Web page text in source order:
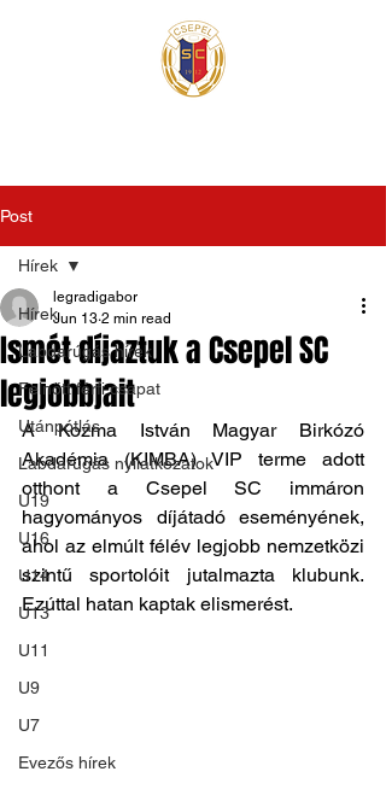
Post
Hírek
Labdarúgás hírek
Felnőtt férfi csapat
Utánpótlás
Labdarúgás nyilatkozatok
U19
U16
U14
U13
U11
U9
U7
Evezős hírek
Hírek
Ismét díjaztuk a Csepel SC
legjobbjait
legradigabor
Jun 13 2 min read
A Kozma István Magyar Birkózó
Akadémia (KIMBA) VIP terme adott
otthont a Csepel SC immáron
hagyományos díjátadó eseményének,
ahol az elmúlt félév legjobb nemzetközi
szintű sportolóit jutalmazta klubunk.
Ezúttal hatan kaptak elismerést.